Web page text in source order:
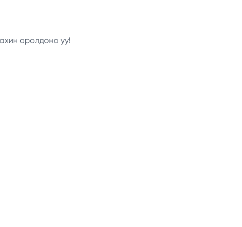
оролдоно уу!